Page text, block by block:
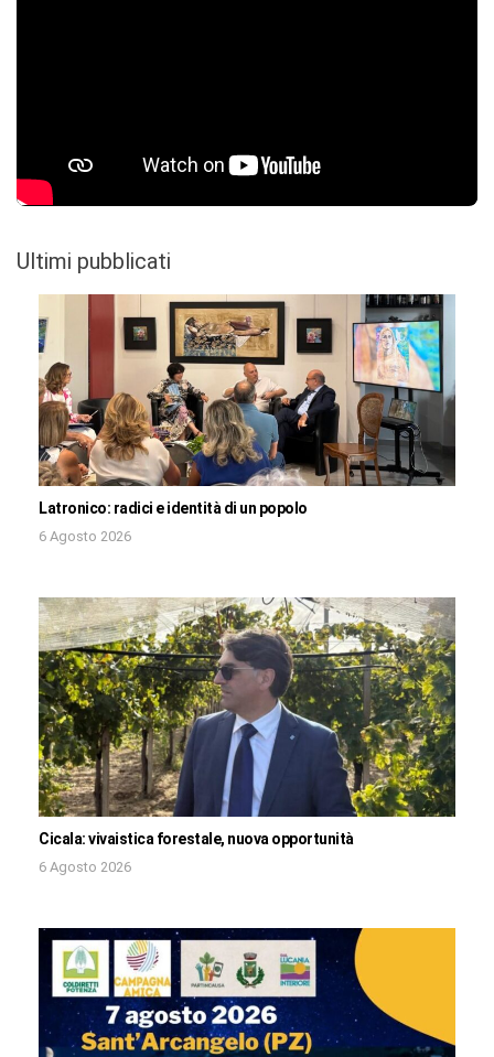
Ultimi pubblicati
Latronico: radici e identità di un popolo
6 Agosto 2026
Cicala: vivaistica forestale, nuova opportunità
6 Agosto 2026